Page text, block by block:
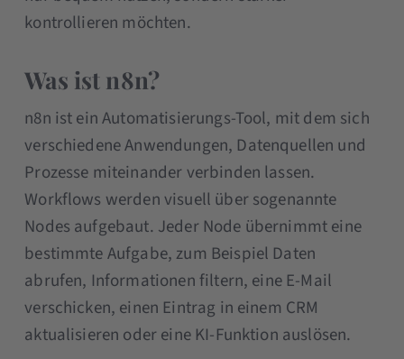
kontrollieren möchten.
Was ist n8n?
n8n ist ein Automatisierungs-Tool, mit dem sich
verschiedene Anwendungen, Datenquellen und
Prozesse miteinander verbinden lassen.
Workflows werden visuell über sogenannte
Nodes aufgebaut. Jeder Node übernimmt eine
bestimmte Aufgabe, zum Beispiel Daten
abrufen, Informationen filtern, eine E-Mail
verschicken, einen Eintrag in einem CRM
aktualisieren oder eine KI-Funktion auslösen.